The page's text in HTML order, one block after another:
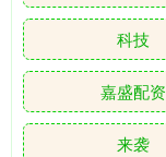
科技
嘉盛配资
来袭